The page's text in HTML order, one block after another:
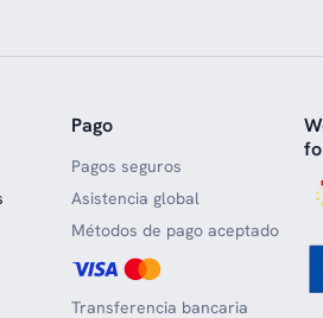
Pago
Pagos seguros
Asistencia global
Métodos de pago aceptado
Transferencia bancaria